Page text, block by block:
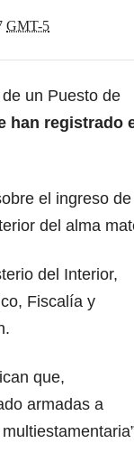
GMT-5
un Puesto de
han registrado
el ingreso de
del alma
del Interior,
Fiscalía y
que,
armadas a